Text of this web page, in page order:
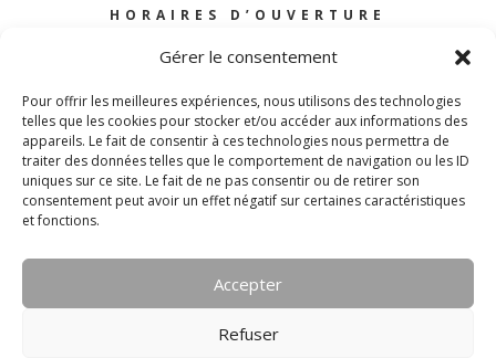
Gérer le consentement
Pour offrir les meilleures expériences, nous utilisons des technologies
telles que les cookies pour stocker et/ou accéder aux informations des
appareils. Le fait de consentir à ces technologies nous permettra de
traiter des données telles que le comportement de navigation ou les ID
uniques sur ce site. Le fait de ne pas consentir ou de retirer son
consentement peut avoir un effet négatif sur certaines caractéristiques
et fonctions.
Accepter
Refuser
HORAIRES D’OUVERTURE
Mardi à samedi :
PLAN DU SITE
POLITIQUE DE CONFIDENTIALITÉ